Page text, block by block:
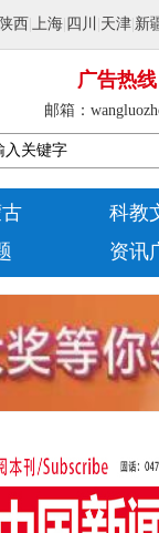
陕西 上海 四川 天津 新
广告热线
邮箱：
科教
资讯